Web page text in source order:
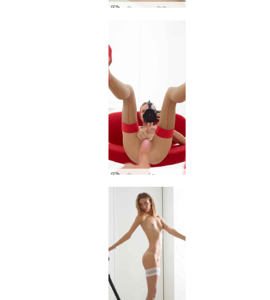
आलिया पार्ट2 द्वारा आलिया रेड एंड व्हाइट